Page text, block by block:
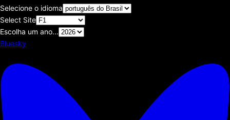
Selecione o idioma
Select Site
Escolha um ano...
Bluesky